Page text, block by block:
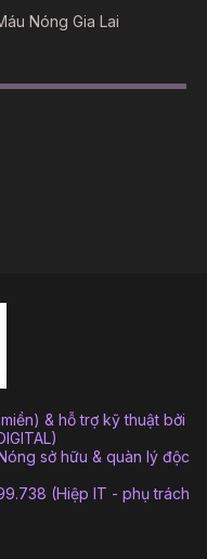
Nóng Gia Lai
& hỗ trợ kỹ thuật bởi
sở hữu & quàn lý độc
(Hiệp IT - phụ trách